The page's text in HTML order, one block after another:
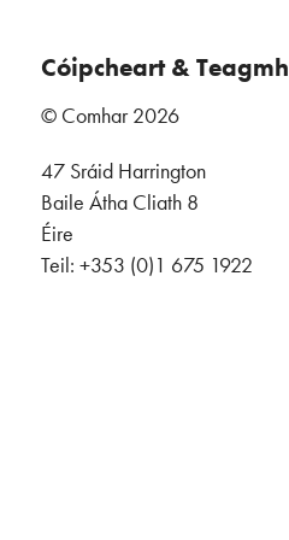
Cóipcheart &
© Comhar 2026
47 Sráid Harrington
Baile Átha Cliath 8
Éire
Teil: +353 (0)1 675 1922